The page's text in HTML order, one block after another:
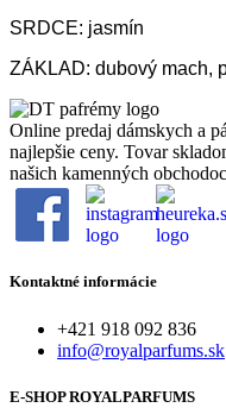
SRDCE: jasmín
ZÁKLAD: dubový mach,
Online predaj dámskych a
najlepšie ceny. Tovar
našich kamenných
Kontaktné informácie
+421 918 092 836
info@royalparfums.sk
E-SHOP ROYALPARFUMS